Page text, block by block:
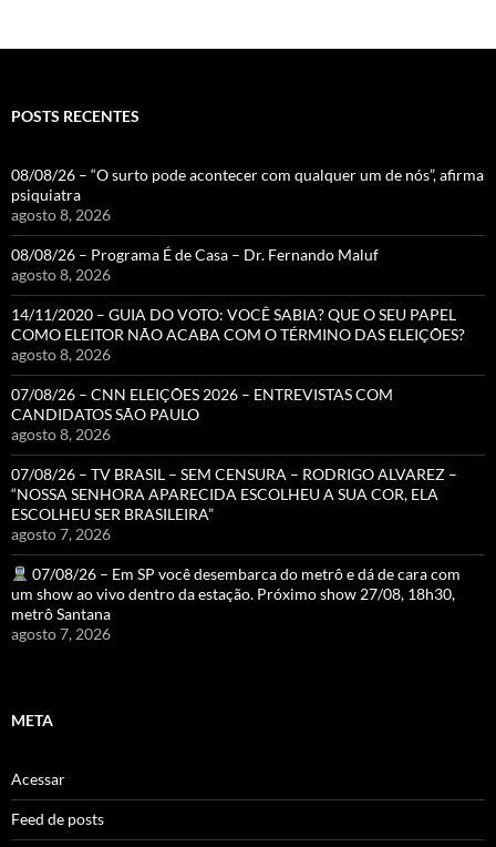
POSTS RECENTES
08/08/26 – “O surto pode acontecer com qualquer um de nós”, afirma
psiquiatra
agosto 8, 2026
08/08/26 – Programa É de Casa – Dr. Fernando Maluf
agosto 8, 2026
14/11/2020 – GUIA DO VOTO: VOCÊ SABIA? QUE O SEU PAPEL
COMO ELEITOR NÃO ACABA COM O TÉRMINO DAS ELEIÇÕES?
agosto 8, 2026
07/08/26 – CNN ELEIÇÕES 2026 – ENTREVISTAS COM
CANDIDATOS SÃO PAULO
agosto 8, 2026
07/08/26 – TV BRASIL – SEM CENSURA – RODRIGO ALVAREZ –
“NOSSA SENHORA APARECIDA ESCOLHEU A SUA COR, ELA
ESCOLHEU SER BRASILEIRA”
agosto 7, 2026
07/08/26 – Em SP você desembarca do metrô e dá de cara com
um show ao vivo dentro da estação. Próximo show 27/08, 18h30,
metrô Santana
agosto 7, 2026
META
Acessar
Feed de posts